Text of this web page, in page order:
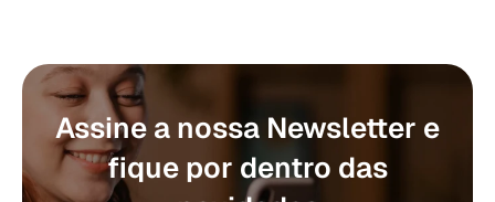
Assine a nossa Newsletter e
fique por dentro das